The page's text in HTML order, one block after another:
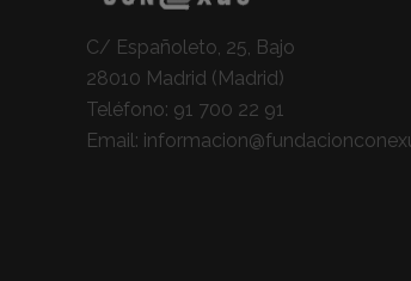
C/ Españoleto, 25, Bajo
28010 Madrid (Madrid)
Teléfono: 91 700 22 91
Email: